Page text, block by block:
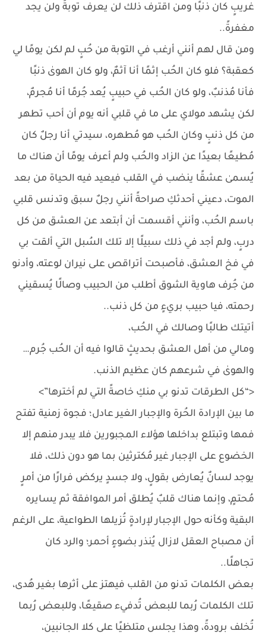
غريبٍ كان ذنبًا ومن اقترف ذلك لن يعرف توبةً ولن يجد
مغفرةً..
ومن قال لهم أنني أرغب في التوبة من حُبٍ لم لكن يومًا لي
كعقبة؟ فلو كان الحُب إثمًا أنا آثمٌ، ولو كان الهوىٰ ذنبًا
فأنا مُذنبٌ، ولو كان الحُب في حبيبٍ يُعد جُرمًا أنا مُجرمٌ،
لكن يشهد مولاي على ما في قلبي أنه يوم أن أحب تطهر
من كل ذنبٍ وكان الحُب هو مُطهره، سيدتي أنا رجلٌ كان
مُطيعًا بعيدًا عن الزاد والحُب ولم أعرف يومًا أن هناك ما
يُسمىٰ عشقًا ينضب في القلب فيعيد فيه الحياة من بعد
الموت، دعيني أحدثكِ صراحةً أنني رجلٌ سبق وتدنس قلبي
باسم الحُب، وأنني أقسمت أن أبتعد عن العشق من كل
دربٍ، ولم أجد في ذلك سبيلًا إلا تلك السُبل التي ألقت بي
في فخ العشق، فأصبحت أتراقص على نيران لوعته، وأدنو
من جُرف هاوية الشوق أطلب من الحبيب وصالًا يُسقيني
رحمته، فيا حبيب بريءٍ من كل ذنب..
أتيتك طالبًا وصالك في الحُب،
ومالي من أهل العشق بحديثٍ قالوا فيه أن الحُب جُرم…
والهوىٰ في شرعهم كان عظيم الذنب.
<“كل الطرقات تدنو بي منكِ خاصةً التي لم أخترها”>
ما بين الإرادة الحُرة والإجبار الغير عادل؛ فجوة زمنية تفتح
فمها وتبتلع بداخلها هؤلاء المجبورين فلا يبدر منهم إلا
الخضوع على الإجبار غير مُكترثين بما هو دون ذلك، فلا
يوجد لسانٌ يُعارض بقولٍ، ولا جسدٍ يركض فرارًا من أمرٍ
مُحتمٍ، وإنما هناك قلبٌ يُطلق أمر الموافقة ثم يسايره
البقية وكأنه حول الإجبار لإرادةٍ تُزيلها الطواعية، على الرغم
أن مصباح العقل لازال يُنذر بضوءٍ أحمر؛ والرد كان
تجاهلًا..
بعض الكلمات تدنو من القلب فيهتز على أثرها بغير هُدى،
تلك الكلمات رُبما للبعض تُدفيء صقيعًا، وللبعض رُبما
تُخلف برودةً، وهذا يجلس متلظيًا على كلا الجانبين،